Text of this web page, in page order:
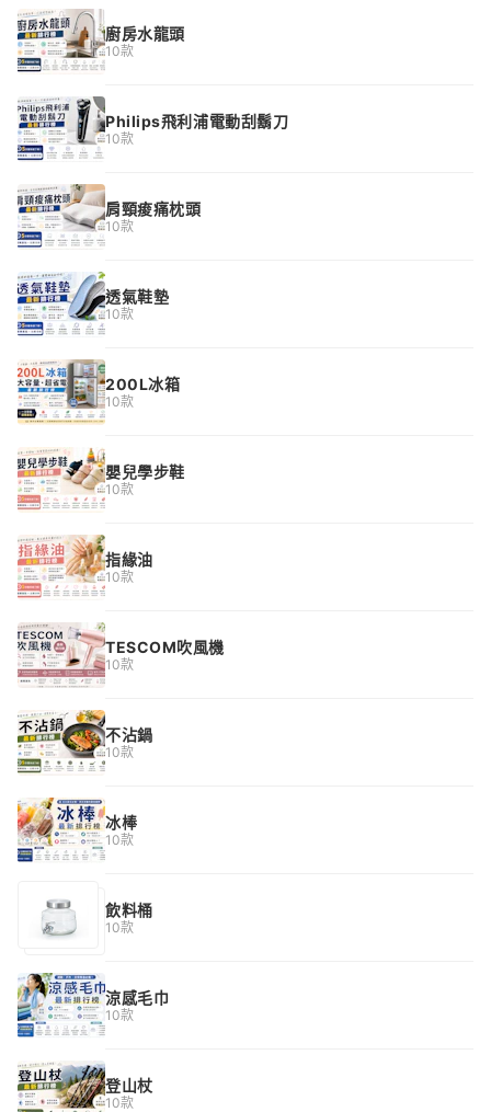
廚房水龍頭
10款
Philips飛利浦電動刮鬍刀
10款
肩頸痠痛枕頭
10款
透氣鞋墊
10款
200L冰箱
10款
嬰兒學步鞋
10款
指緣油
10款
TESCOM吹風機
10款
不沾鍋
10款
冰棒
10款
飲料桶
10款
涼感毛巾
10款
登山杖
10款